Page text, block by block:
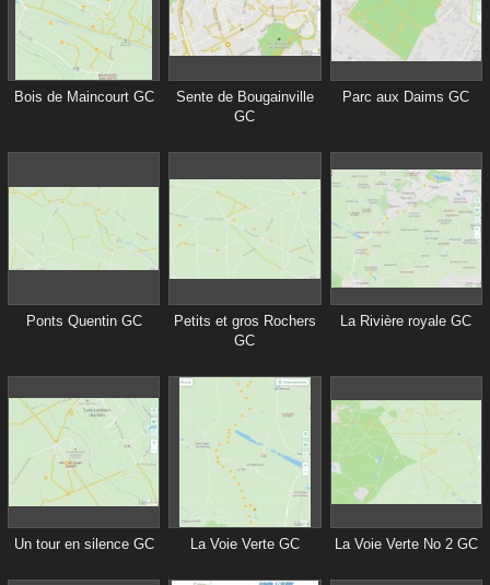
Bois de Maincourt GC
Sente de Bougainville
GC
Parc aux Daims GC
Ponts Quentin GC
Petits et gros Rochers
GC
La Rivière royale GC
Un tour en silence GC La Voie Verte GC La Voie Verte No 2 GC